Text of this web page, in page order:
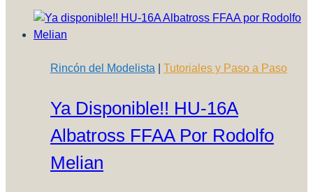
–
Rincón del Modelista
Tutoriales y Paso a Paso
Ya Disponible!! HU-16A
Albatross FFAA Por Rodolfo
Melian